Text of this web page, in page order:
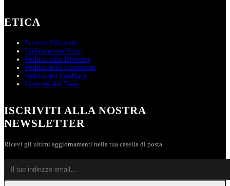
ETICA
Principi Editoriali
Dichiarazione Etica
Politica sulla Diversità
Politica delle Correzioni
Politica dei Feedback
Diversità del Team
ISCRIVITI ALLA NOSTRA
NEWSLETTER
Ricevi gli ultimi aggiornamenti nella tua casella di posta.